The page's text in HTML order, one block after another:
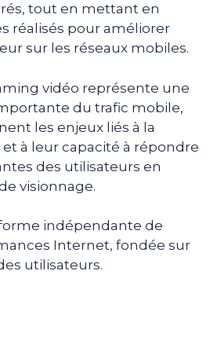
tout en mettant en
réalisés pour améliorer
sur les réseaux mobiles.
vidéo représente une
du trafic mobile,
les enjeux liés à la
à leur capacité à répondre
des utilisateurs en
visionnage.
indépendante de
Internet, fondée sur
utilisateurs.